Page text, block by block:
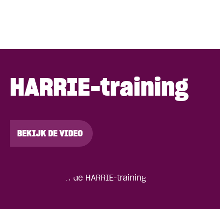
HARRIE-training
BEKIJK DE VIDEO